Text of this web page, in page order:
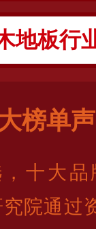
十大排行报
榜单
十大
院通过